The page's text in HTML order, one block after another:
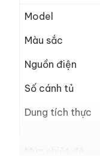
Model
Màu sắc
Nguồn điện
Số cánh tủ
Dung tích thực